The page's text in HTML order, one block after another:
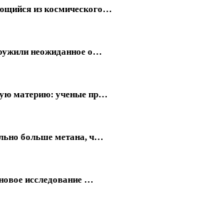
из космического…
неожиданное о…
материю: ученые пр…
больше метана, ч…
исследование …